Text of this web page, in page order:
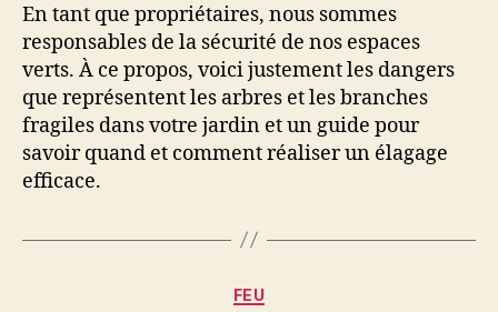
En tant que propriétaires, nous sommes
responsables de la sécurité de nos espaces
verts. À ce propos, voici justement les dangers
que représentent les arbres et les branches
fragiles dans votre jardin et un guide pour
savoir quand et comment réaliser un élagage
efficace.
Catégories
FEU